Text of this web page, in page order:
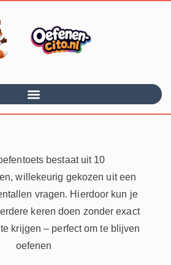
bestaat uit 10
willekeurig gekozen uit een
vragen. Hierdoor kun je
keren doen zonder exact
krijgen – perfect om te blijven
oefenen